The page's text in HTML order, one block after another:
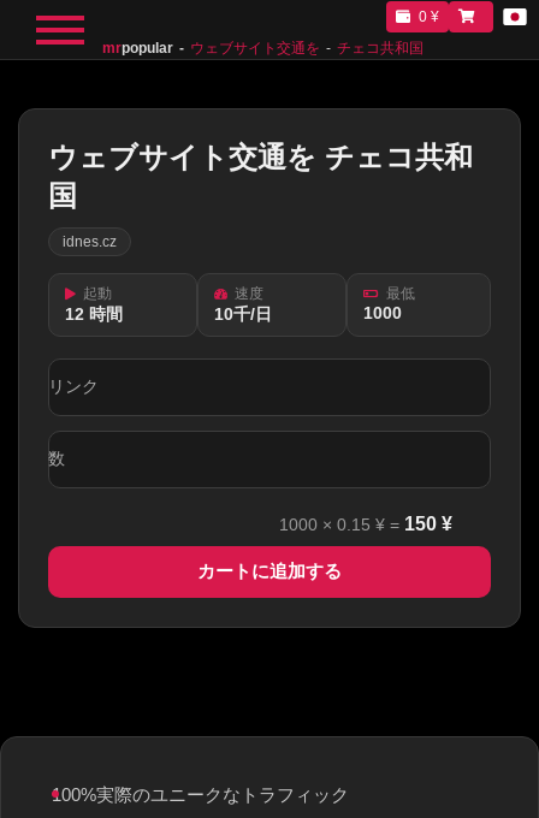
mrpopular ウェブサイト交通を チェコ共和国
0 ¥
ウェブサイト交通を チェコ共和
国
idnes.cz
起動
12 時間
速度
10千/日
最低
1000
リンク
数
1000 × 0.15 ¥ = 150 ¥
カートに追加する
100%実際のユニークなトラフィック